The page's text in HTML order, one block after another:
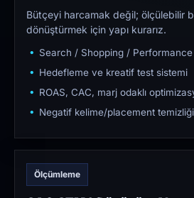
Bütçeyi harcamak değil; ölçülebilir
dönüştürmek için yapı kurarız.
Search / Shopping /
Hedefleme ve kreatif test sistemi
ROAS, CAC, marj odaklı
Negatif kelime/placement temizliği
Ölçümleme